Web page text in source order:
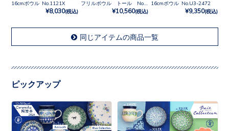
16cmボウル No.1121X
¥8,030(税込) ¥10,560(税込)
16cmボウル No.U3-2472
¥9,350(税込)
同じアイテムの商品一覧
ピックアップ